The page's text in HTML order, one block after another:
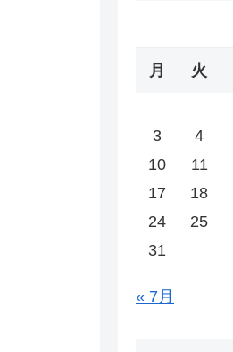
月 火
3
4
10
11
17
18
24
25
31
« 7月